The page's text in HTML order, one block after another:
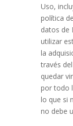
Uso,
política
datos de
utilizar
la
través
quedar
por todo
lo que si
no debe